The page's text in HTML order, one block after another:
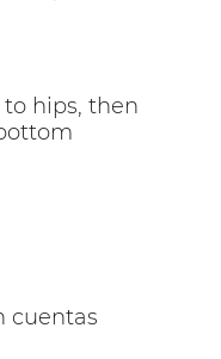
hips, then
cuentas